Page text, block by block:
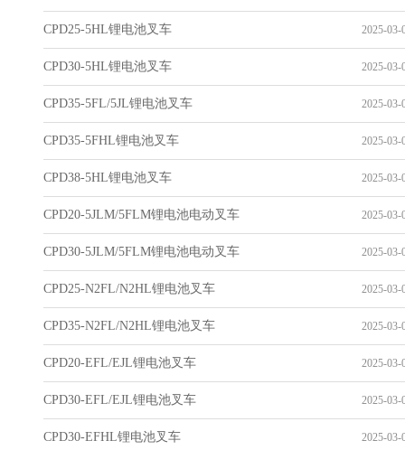
CPD25-5HL锂电池叉车 2025-03-
CPD30-5HL锂电池叉车 2025-03-
CPD35-5FL/5JL锂电池叉车 2025-03-
CPD35-5FHL锂电池叉车 2025-03-
CPD38-5HL锂电池叉车 2025-03-
CPD20-5JLM/5FLM锂电池电动叉车 2025-03-
CPD30-5JLM/5FLM锂电池电动叉车 2025-03-
CPD25-N2FL/N2HL锂电池叉车 2025-03-
CPD35-N2FL/N2HL锂电池叉车 2025-03-
CPD20-EFL/EJL锂电池叉车 2025-03-
CPD30-EFL/EJL锂电池叉车 2025-03-
CPD30-EFHL锂电池叉车 2025-03-